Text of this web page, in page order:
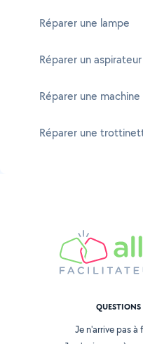
Réparer une lampe
Réparer un aspirateur
Réparer une
Réparer une
Je n'arrive pas